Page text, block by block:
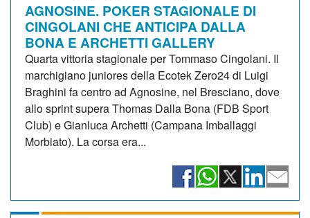
AGNOSINE. POKER STAGIONALE DI
CINGOLANI CHE ANTICIPA DALLA
BONA E ARCHETTI GALLERY
Quarta vittoria stagionale per Tommaso Cingolani. Il
marchigiano juniores della Ecotek Zero24 di Luigi
Braghini fa centro ad Agnosine, nel Bresciano, dove
allo sprint supera Thomas Dalla Bona (FDB Sport
Club) e Gianluca Archetti (Campana Imballaggi
Morbiato). La corsa era...